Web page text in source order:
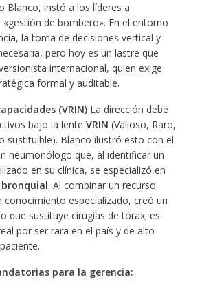
Blanco, instó a los líderes a
de bombero». En el entorno
la toma de decisiones vertical y
pero hoy es un lastre que
internacional, quien exige
formal y auditable.
(VRIN)La dirección debe
bajo la lente VRIN (Valioso, Raro,
sustituible). Blanco ilustró esto con el
neumonólogo que, al identificar un
en su clínica, se especializó en
. Al combinar un recurso
conocimiento especializado, creó un
que sustituye cirugías de tórax; es
por ser rara en el país y de alto
para la gerencia: